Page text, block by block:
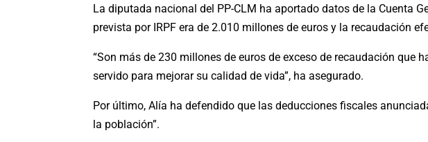
La diputada nacional del PP-CLM ha aportado datos de la Cuenta
prevista por IRPF era de 2.010 millones de euros y la recaudación
“Son más de 230 millones de euros de exceso de recaudación
servido para mejorar su calidad de vida”, ha asegurado.
Por último, Alía ha defendido que las deducciones fiscales
la población”.